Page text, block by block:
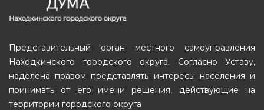
Представительный орган местного самоуправления
Находкинского городского округа. Согласно Уставу,
наделена правом представлять интересы населения и
принимать от его имени решения, действующие на
территории городского округа